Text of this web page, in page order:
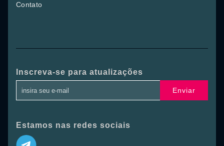
Contato
Inscreva-se para atualizações
Enviar
Estamos nas redes sociais